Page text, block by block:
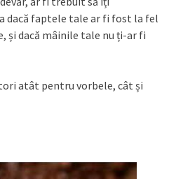
dacă faptele tale ar fi fost la fel
și dacă mâinile tale nu ți-ar fi
atât pentru vorbele, cât și